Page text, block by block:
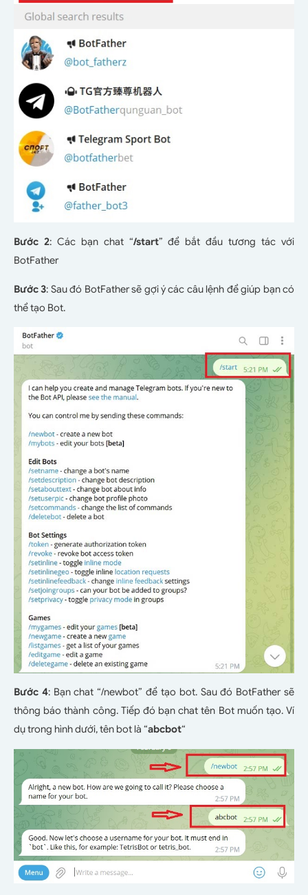
Bước 2: Các bạn chat “/start” để bắt đầu tương tác với
BotFather
Bước 3: Sau đó BotFather sẽ gợi ý các câu lệnh để giúp bạn có
thể tạo Bot.
Bước 4: Bạn chat “/newbot” để tạo bot. Sau đó BotFather sẽ
thông báo thành công. Tiếp đó bạn chat tên Bot muốn tạo. Ví
dụ trong hình dưới, tên bot là “abcbot“